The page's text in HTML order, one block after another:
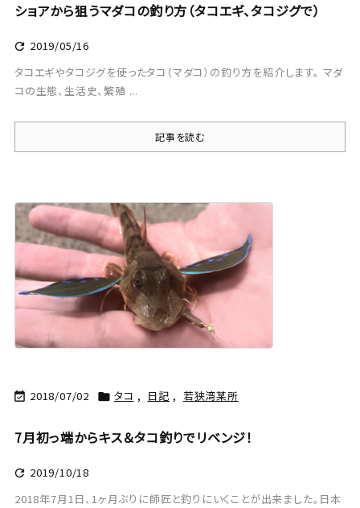
ショアから狙うマダコの釣り方（タコエギ、タコジグで）
 2019/05/16
タコエギやタコジグを使ったタコ（マダコ）の釣り方を紹介します。 マダ
コの生態、生活史、繁殖 ...
記事を読む
 2018/07/02  タコ , 日記 , 若狭湾某所
7月初っ端からキス＆タコ釣りでリベンジ！
 2019/10/18
2018年7月1日、1ヶ月ぶりに師匠と釣りにいくことが出来ました。日本